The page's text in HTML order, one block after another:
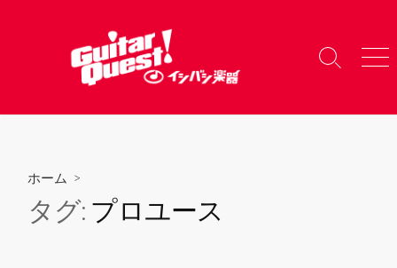
へ
検
り
メ
ー
ホーム >
タグ: プロユース